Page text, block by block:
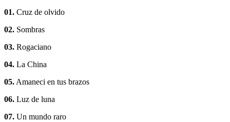
01. Cruz de olvido
02. Sombras
03. Rogaciano
04. La China
05.Amaneci en tus brazos
06. Luz de luna
07. Un mundo raro